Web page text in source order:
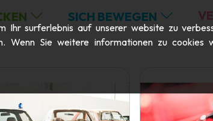
SICH BEWEGEN
surferlebnis auf unserer website zu
Wenn Sie weitere informationen zu